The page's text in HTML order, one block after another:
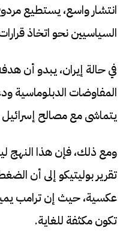
انتشار واسع، يستطيع
السياسيين نحو اتخاذ
في حالة إيران، يبدو أن
المفاوضات
يتماشى مع مصالح
ومع ذلك، فإن هذا النهج
تقرير بوليتيكو إلى أن
عكسية، حيث إن ترامب
تكون مكثفة للغاية.